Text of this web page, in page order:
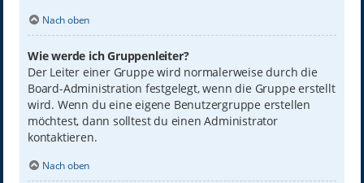
Nach oben
Wie werde ich Gruppenleiter?
Der Leiter einer Gruppe wird normalerweise durch die
Board-Administration festgelegt, wenn die Gruppe erstellt
wird. Wenn du eine eigene Benutzergruppe erstellen
möchtest, dann solltest du einen Administrator
kontaktieren.
Nach oben